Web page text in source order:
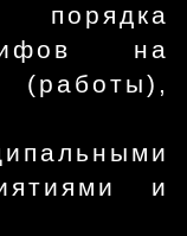
на
и